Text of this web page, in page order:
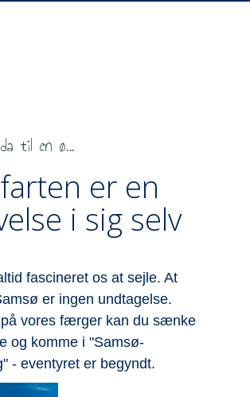
til en ø...
er en
i sig selv
fascineret os at sejle. At
er ingen undtagelse.
vores færger kan du sænke
og komme i "Samsø-
- eventyret er begyndt.